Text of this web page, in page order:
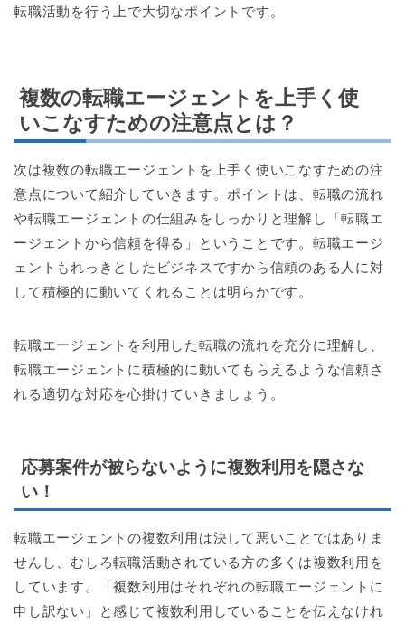
転職活動を行う上で大切なポイントです。
複数の転職エージェントを上手く使
いこなすための注意点とは？
次は複数の転職エージェントを上手く使いこなすための注
意点について紹介していきます。ポイントは、転職の流れ
や転職エージェントの仕組みをしっかりと理解し「転職エ
ージェントから信頼を得る」ということです。転職エージ
ェントもれっきとしたビジネスですから信頼のある人に対
して積極的に動いてくれることは明らかです。
転職エージェントを利用した転職の流れを充分に理解し、
転職エージェントに積極的に動いてもらえるような信頼さ
れる適切な対応を心掛けていきましょう。
応募案件が被らないように複数利用を隠さな
い！
転職エージェントの複数利用は決して悪いことではありま
せんし、むしろ転職活動されている方の多くは複数利用を
しています。「複数利用はそれぞれの転職エージェントに
申し訳ない」と感じて複数利用していることを伝えなけれ